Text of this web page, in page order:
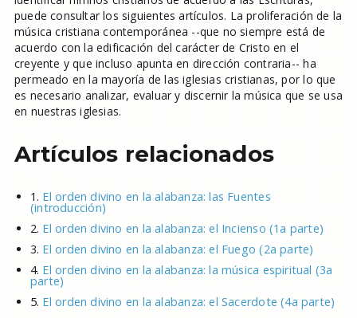
puede consultar los siguientes artículos. La proliferación de la
música cristiana contemporánea --que no siempre está de
acuerdo con la edificación del carácter de Cristo en el
creyente y que incluso apunta en dirección contraria-- ha
permeado en la mayoría de las iglesias cristianas, por lo que
es necesario analizar, evaluar y discernir la música que se usa
en nuestras iglesias.
Artículos relacionados
1. El orden divino en la alabanza: las Fuentes
(introducción)
2. El orden divino en la alabanza: el Incienso (1a parte)
3. El orden divino en la alabanza: el Fuego (2a parte)
4. El orden divino en la alabanza: la música espiritual (3a
parte)
5. El orden divino en la alabanza: el Sacerdote (4a parte)